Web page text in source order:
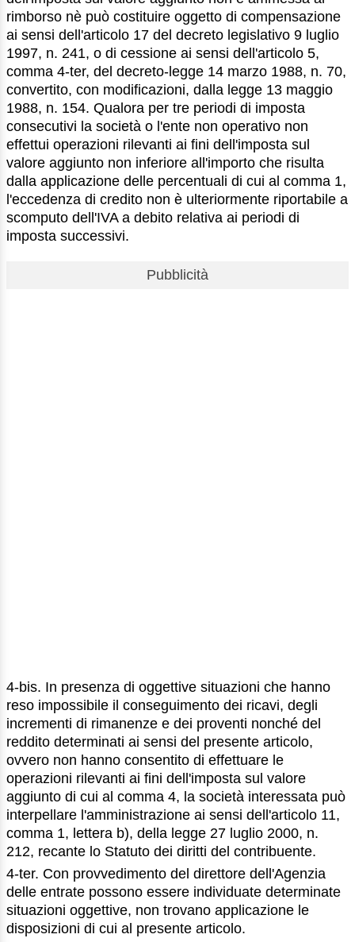
rimborso nè può costituire oggetto di compensazione
ai sensi dell'articolo 17 del decreto legislativo 9 luglio
1997, n. 241, o di cessione ai sensi dell'articolo 5,
comma 4-ter, del decreto-legge 14 marzo 1988, n. 70,
convertito, con modificazioni, dalla legge 13 maggio
1988, n. 154. Qualora per tre periodi di imposta
consecutivi la società o l'ente non operativo non
effettui operazioni rilevanti ai fini dell'imposta sul
valore aggiunto non inferiore all'importo che risulta
dalla applicazione delle percentuali di cui al comma 1,
l'eccedenza di credito non è ulteriormente riportabile a
scomputo dell'IVA a debito relativa ai periodi di
imposta successivi.
Pubblicità
4-bis. In presenza di oggettive situazioni che hanno
reso impossibile il conseguimento dei ricavi, degli
incrementi di rimanenze e dei proventi nonché del
reddito determinati ai sensi del presente articolo,
ovvero non hanno consentito di effettuare le
operazioni rilevanti ai fini dell'imposta sul valore
aggiunto di cui al comma 4, la società interessata può
interpellare l'amministrazione ai sensi dell'articolo 11,
comma 1, lettera b), della legge 27 luglio 2000, n.
212, recante lo Statuto dei diritti del contribuente.
4-ter. Con provvedimento del direttore dell'Agenzia
delle entrate possono essere individuate determinate
situazioni oggettive, non trovano applicazione le
disposizioni di cui al presente articolo.